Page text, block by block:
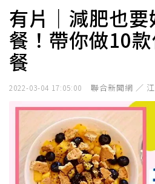
有片｜減肥也
餐！帶你做10
餐
2022-03-04 17:05:00 聯合新聞網 ／